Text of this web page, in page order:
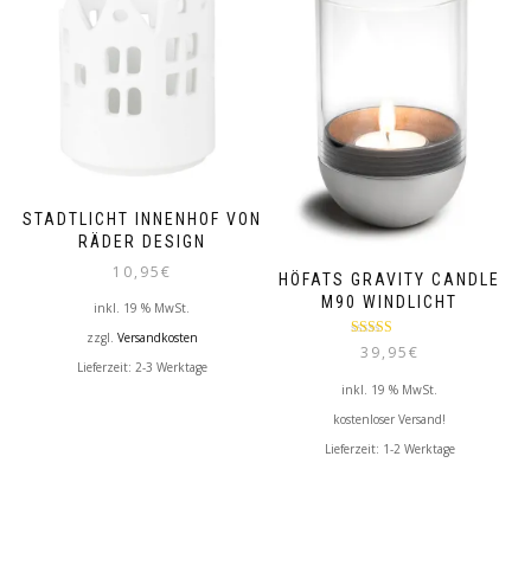
STADTLICHT INNENHOF VON
RÄDER DESIGN
10,95€
inkl. 19 % MwSt.
zzgl. Versandkosten
Lieferzeit: 2-3 Werktage
HÖFATS GRAVITY CANDLE
M90 WINDLICHT
Bewertet mit
5.00 von 5
39,95€
inkl. 19 % MwSt.
kostenloser Versand!
Lieferzeit: 1-2 Werktage